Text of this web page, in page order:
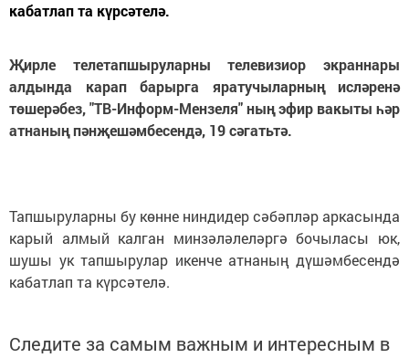
кабатлап та күрсәтелә.
Җирле телетапшыруларны телевизиор экраннары
алдында карап барырга яратучыларның исләренә
төшерәбез, "ТВ-Информ-Мензеля" ның эфир вакыты һәр
атнаның пәнҗешәмбесендә, 19 сәгатьтә.
Тапшыруларны бу көнне ниндидер сәбәпләр аркасында
карый алмый калган минзәләлеләргә бочыласы юк,
шушы ук тапшырулар икенче атнаның дүшәмбесендә
кабатлап та күрсәтелә.
Следите за самым важным и интересным в